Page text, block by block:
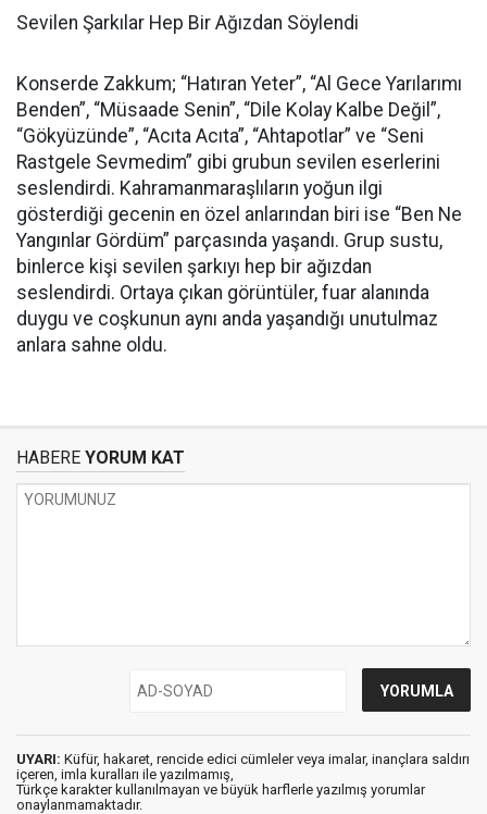
Sevilen Şarkılar Hep Bir Ağızdan Söylendi
Konserde Zakkum; “Hatıran Yeter”, “Al Gece Yarılarımı
Benden”, “Müsaade Senin”, “Dile Kolay Kalbe Değil”,
“Gökyüzünde”, “Acıta Acıta”, “Ahtapotlar” ve “Seni
Rastgele Sevmedim” gibi grubun sevilen eserlerini
seslendirdi. Kahramanmaraşlıların yoğun ilgi
gösterdiği gecenin en özel anlarından biri ise “Ben Ne
Yangınlar Gördüm” parçasında yaşandı. Grup sustu,
binlerce kişi sevilen şarkıyı hep bir ağızdan
seslendirdi. Ortaya çıkan görüntüler, fuar alanında
duygu ve coşkunun aynı anda yaşandığı unutulmaz
anlara sahne oldu.
HABERE YORUM KAT
UYARI: Küfür, hakaret, rencide edici cümleler veya imalar, inançlara saldırı
içeren, imla kuralları ile yazılmamış,
Türkçe karakter kullanılmayan ve büyük harflerle yazılmış yorumlar
onaylanmamaktadır.